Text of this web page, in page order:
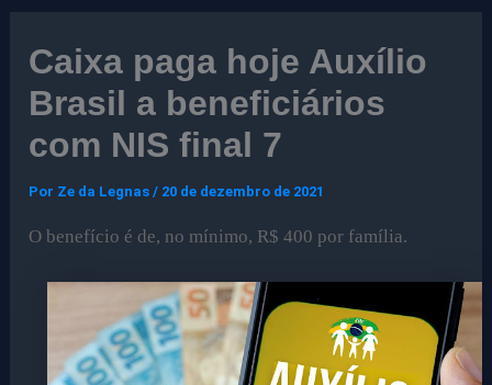
Caixa paga hoje Auxílio
Brasil a beneficiários
com NIS final 7
Por Ze da Legnas/ 20 de dezembro de 2021
O benefício é de, no mínimo, R$ 400 por família.